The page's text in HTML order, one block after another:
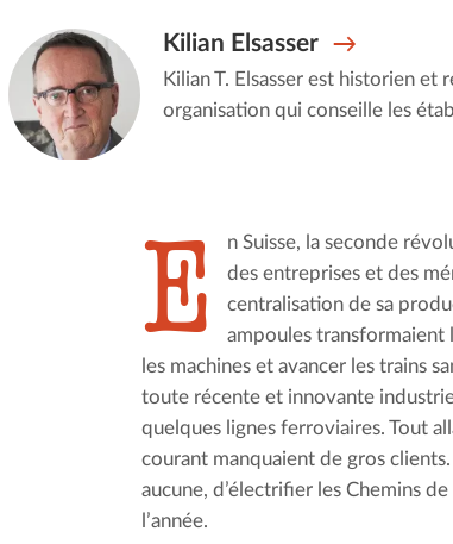
Kilian Elsasser
Kilian T. Elsasser est historien et
organisation qui conseille les
E
n Suisse, la seconde
des entreprises et des
centralisation de sa
ampoules transformaient
les machines et avancer les trains
toute récente et innovante
quelques lignes ferroviaires. Tout
courant manquaient de gros
aucune, d’électrifier les Chemins
l’année.